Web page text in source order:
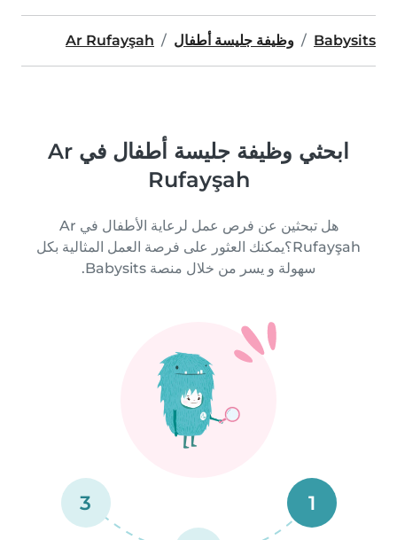
Babysits وظيفة جليسة أطفال Ar Rufayşah
ابحثي وظيفة جليسة أطفال في Ar
Rufayşah
هل تبحثين عن فرص عمل لرعاية الأطفال في Ar
Rufayşah؟يمكنك العثور على فرصة العمل المثالية بكل
سهولة و يسر من خلال منصة Babysits.
1
3